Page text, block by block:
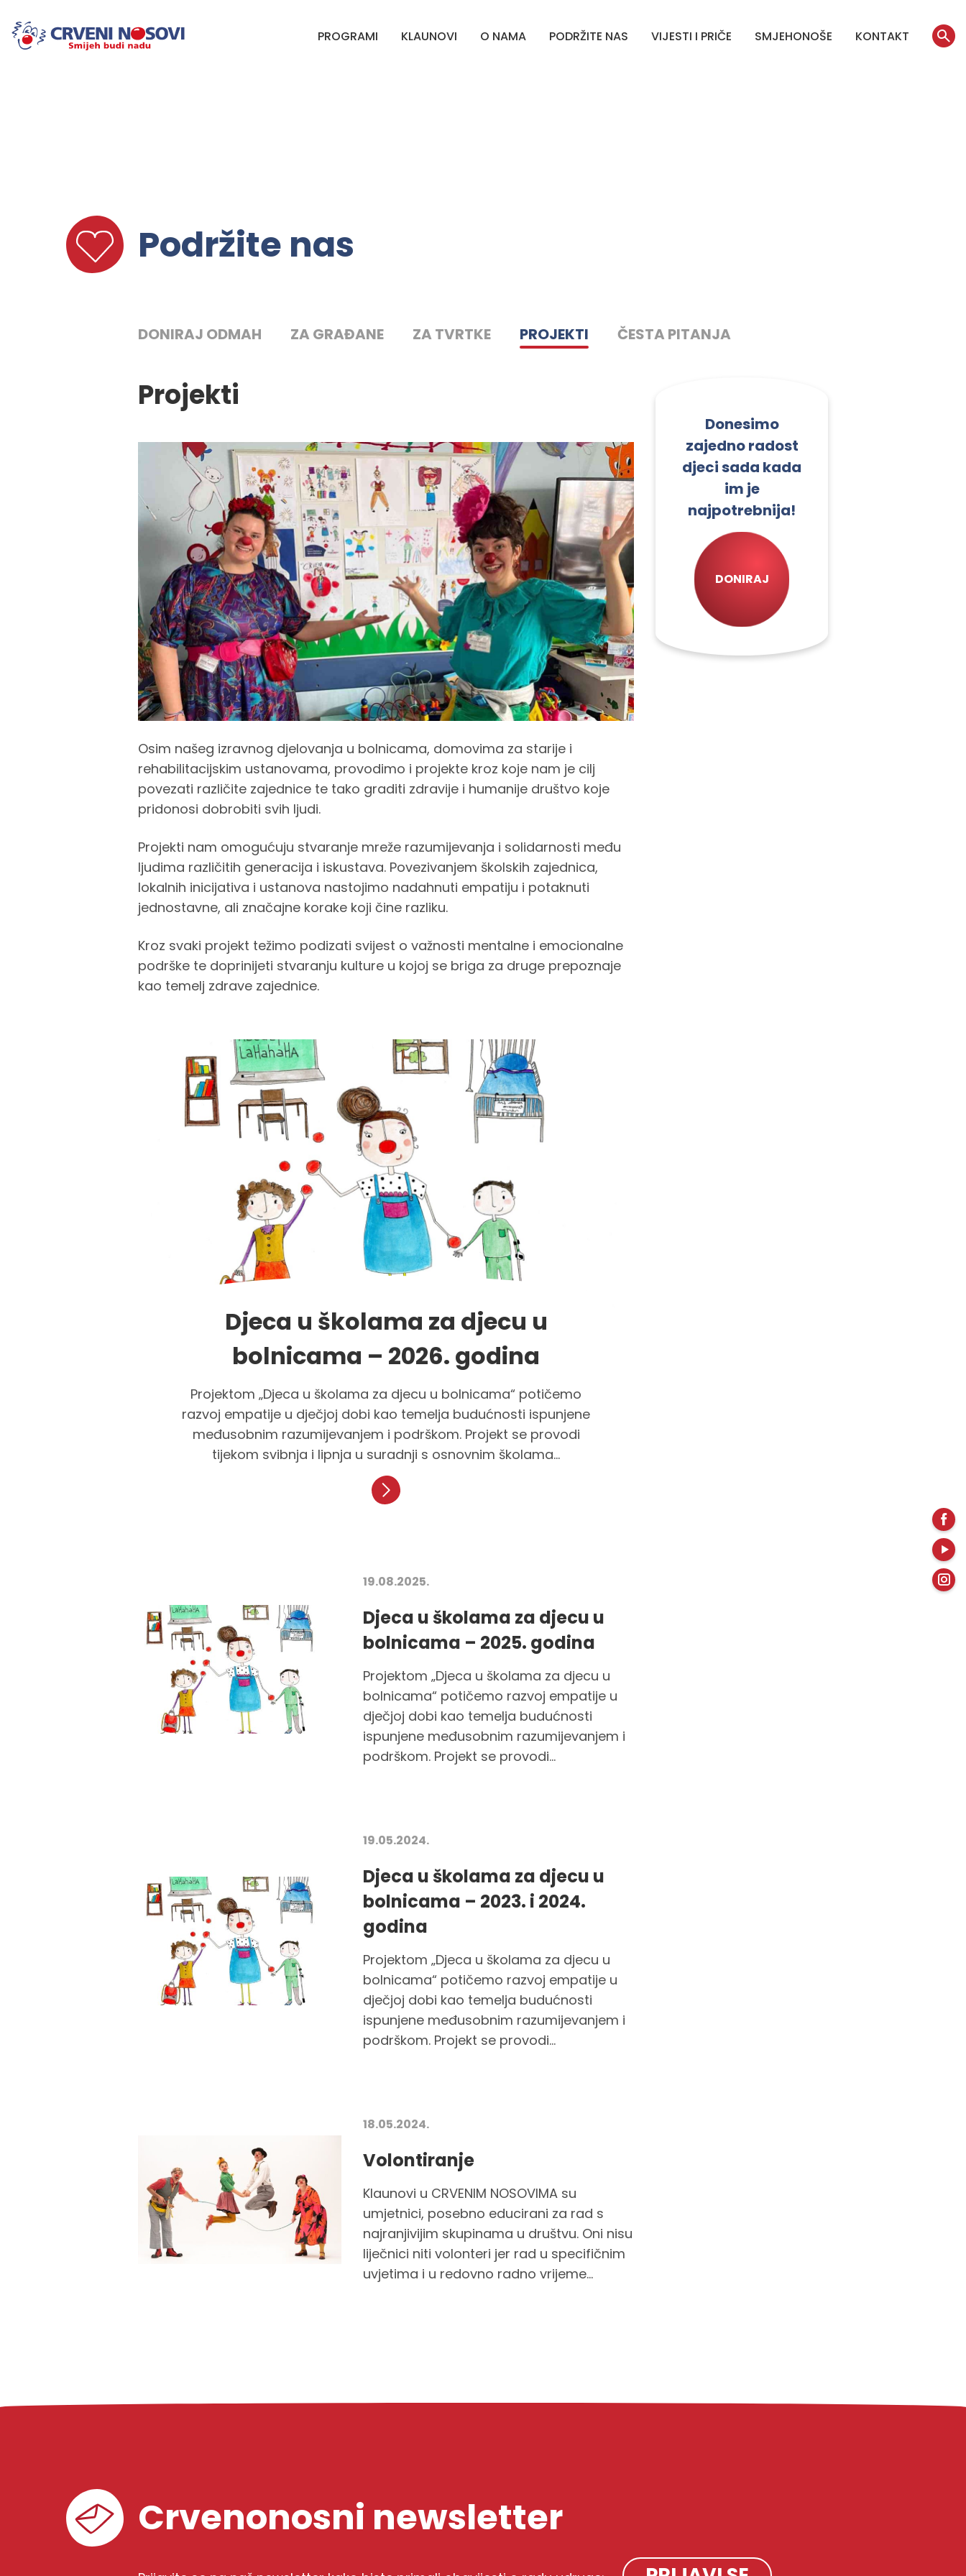
PROGRAMI KLAUNOVI O NAMA PODRŽITE NAS VIJESTI I PRIČE SMJEHONOŠE KONTAKT
Podržite nas
DONIRAJ ODMAH ZA GRAĐANE ZA TVRTKE PROJEKTI ČESTA PITANJA
Projekti
Osim našeg izravnog djelovanja u bolnicama, domovima za starije i
rehabilitacijskim ustanovama, provodimo i projekte kroz koje nam je cilj
povezati različite zajednice te tako graditi zdravije i humanije društvo koje
pridonosi dobrobiti svih ljudi.
Projekti nam omogućuju stvaranje mreže razumijevanja i solidarnosti među
ljudima različitih generacija i iskustava. Povezivanjem školskih zajednica,
lokalnih inicijativa i ustanova nastojimo nadahnuti empatiju i potaknuti
jednostavne, ali značajne korake koji čine razliku.
Kroz svaki projekt težimo podizati svijest o važnosti mentalne i emocionalne
podrške te doprinijeti stvaranju kulture u kojoj se briga za druge prepoznaje
kao temelj zdrave zajednice.
Djeca u školama za djecu u
bolnicama – 2026. godina
Projektom „Djeca u školama za djecu u bolnicama“ potičemo
razvoj empatije u dječjoj dobi kao temelja budućnosti ispunjene
međusobnim razumijevanjem i podrškom. Projekt se provodi
tijekom svibnja i lipnja u suradnji s osnovnim školama...
19.08.2025.
Djeca u školama za djecu u
bolnicama – 2025. godina
Projektom „Djeca u školama za djecu u
bolnicama“ potičemo razvoj empatije u
dječjoj dobi kao temelja budućnosti
ispunjene međusobnim razumijevanjem i
podrškom. Projekt se provodi...
19.05.2024.
Djeca u školama za djecu u
bolnicama – 2023. i 2024.
godina
Projektom „Djeca u školama za djecu u
bolnicama“ potičemo razvoj empatije u
dječjoj dobi kao temelja budućnosti
ispunjene međusobnim razumijevanjem i
podrškom. Projekt se provodi...
18.05.2024.
Volontiranje
Klaunovi u CRVENIM NOSOVIMA su
umjetnici, posebno educirani za rad s
najranjivijim skupinama u društvu. Oni nisu
liječnici niti volonteri jer rad u specifičnim
uvjetima i u redovno radno vrijeme...
Donesimo
zajedno radost
djeci sada kada
im je
najpotrebnija!
DONIRAJ
Crvenonosni newsletter